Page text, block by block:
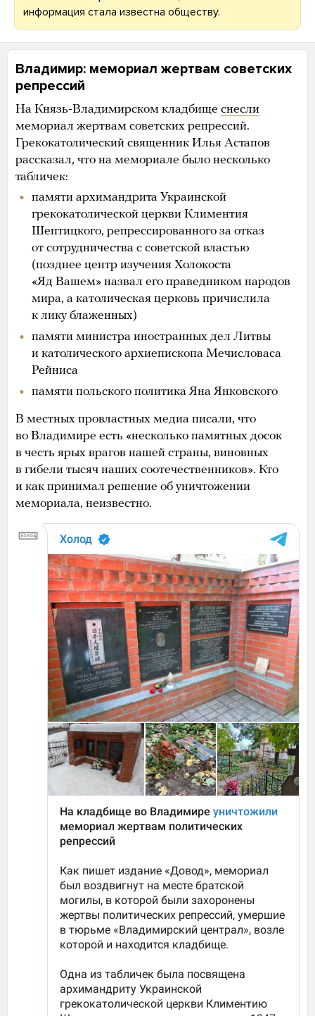
информация стала известна обществу.
Владимир: мемориал жертвам советских
репрессий
На Князь-Владимирском кладбище снесли
мемориал жертвам советских репрессий.
Грекокатолический священник Илья Астапов
рассказал, что на мемориале было несколько
табличек:
памяти архимандрита Украинской
грекокатолической церкви Климентия
Шептицкого, репрессированного за отказ
от сотрудничества с советской властью
(позднее центр изучения Холокоста
«Яд Вашем» назвал его праведником народов
мира, а католическая церковь причислила
к лику блаженных)
памяти министра иностранных дел Литвы
и католического архиепископа Мечисловаса
Рейниса
памяти польского политика Яна Янковского
В местных провластных медиа писали, что
во Владимире есть «несколько памятных досок
в честь ярых врагов нашей страны, виновных
в гибели тысяч наших соотечественников». Кто
и как принимал решение об уничтожении
мемориала, неизвестно.